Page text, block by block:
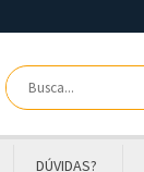
DÚVIDAS?